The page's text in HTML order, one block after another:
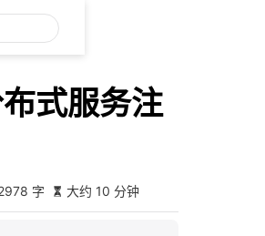
式服务注
字 大约 10 分钟